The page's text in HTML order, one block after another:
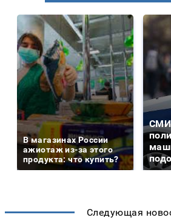
В магазинах России
ажиотаж из-за этого
продукта: что купить?
Следующая